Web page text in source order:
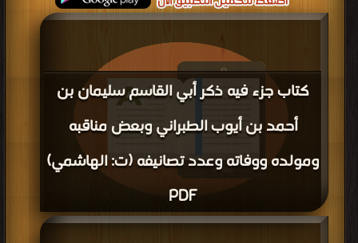
كتاب جزء فيه ذكر أبي القاسم سليمان بن
أحمد بن أيوب الطبراني وبعض مناقبه
ومولده ووفاته وعدد تصانيفه (ت: الهاشمي)
PDF
قراءة و تحميل كتاب كتاب جزء فيه ذكر أبي القاسم سليمان بن أحمد بن أيوب الطبراني